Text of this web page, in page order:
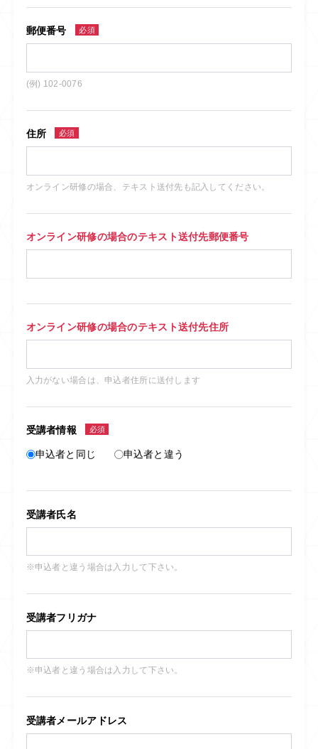
郵便番号 必須
(例) 102-0076
住所 必須
オンライン研修の場合、テキスト送付先も記入してください。
オンライン研修の場合のテキスト送付先郵便番号
オンライン研修の場合のテキスト送付先住所
入力がない場合は、申込者住所に送付します
受講者情報 必須
申込者と同じ 申込者と違う
受講者氏名
※申込者と違う場合は入力して下さい。
受講者フリガナ
※申込者と違う場合は入力して下さい。
受講者メールアドレス